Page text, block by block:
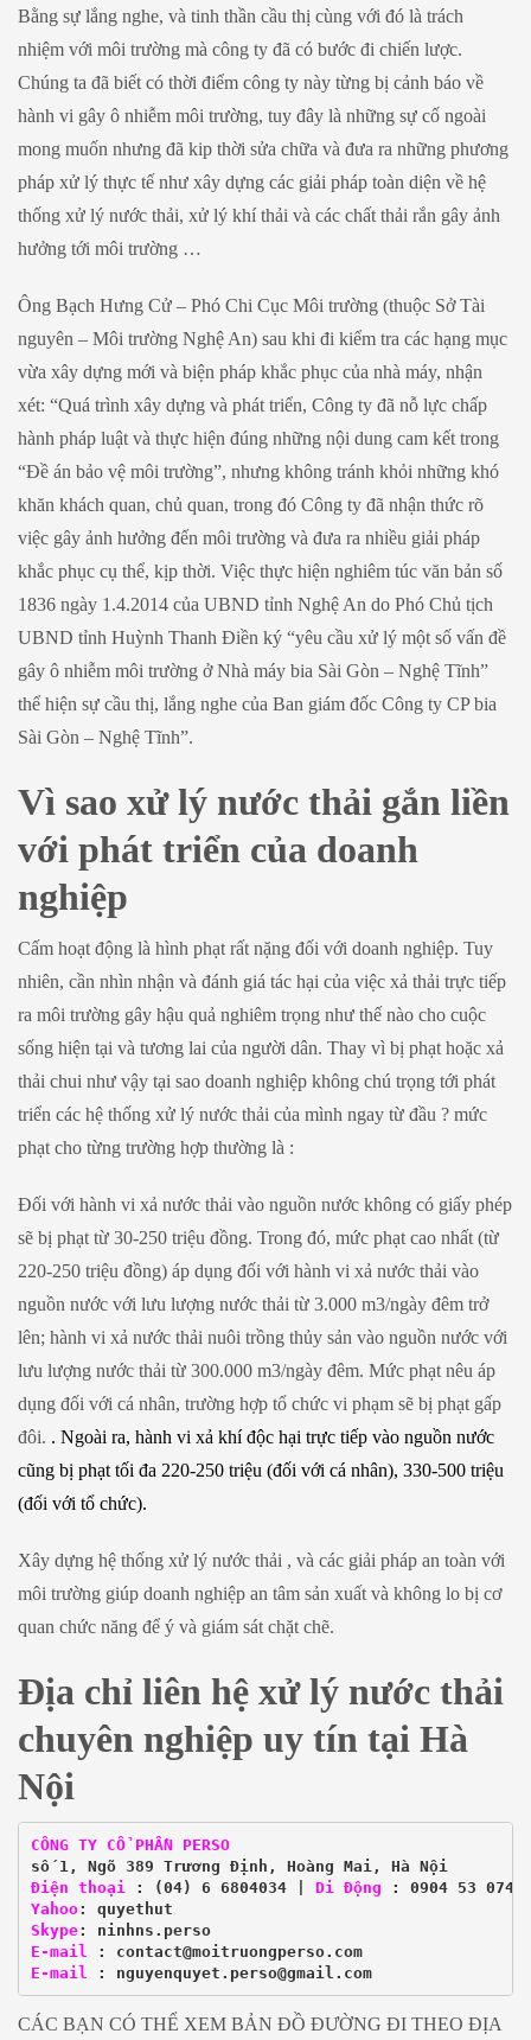
Bằng sự lắng nghe, và tinh thần cầu thị cùng với đó là trách
nhiệm với môi trường mà công ty đã có bước đi chiến lược.
Chúng ta đã biết có thời điểm công ty này từng bị cảnh báo về
hành vi gây ô nhiễm môi trường, tuy đây là những sự cố ngoài
mong muốn nhưng đã kip thời sửa chữa và đưa ra những phương
pháp xử lý thực tế như xây dựng các giải pháp toàn diện về hệ
thống xử lý nước thải, xử lý khí thải và các chất thải rắn gây ảnh
hưởng tới môi trường …
Ông Bạch Hưng Cử – Phó Chi Cục Môi trường (thuộc Sở Tài
nguyên – Môi trường Nghệ An) sau khi đi kiểm tra các hạng mục
vừa xây dựng mới và biện pháp khắc phục của nhà máy, nhận
xét: “Quá trình xây dựng và phát triển, Công ty đã nỗ lực chấp
hành pháp luật và thực hiện đúng những nội dung cam kết trong
“Đề án bảo vệ môi trường”, nhưng không tránh khỏi những khó
khăn khách quan, chủ quan, trong đó Công ty đã nhận thức rõ
việc gây ảnh hưởng đến môi trường và đưa ra nhiều giải pháp
khắc phục cụ thể, kịp thời. Việc thực hiện nghiêm túc văn bản số
1836 ngày 1.4.2014 của UBND tỉnh Nghệ An do Phó Chủ tịch
UBND tỉnh Huỳnh Thanh Điền ký “yêu cầu xử lý một số vấn đề
gây ô nhiễm môi trường ở Nhà máy bia Sài Gòn – Nghệ Tĩnh”
thể hiện sự cầu thị, lắng nghe của Ban giám đốc Công ty CP bia
Sài Gòn – Nghệ Tĩnh”.
Vì sao xử lý nước thải gắn liền
với phát triển của doanh
nghiệp
Cấm hoạt động là hình phạt rất nặng đối với doanh nghiệp. Tuy
nhiên, cần nhìn nhận và đánh giá tác hại của việc xả thải trực tiếp
ra môi trường gây hậu quả nghiêm trọng như thế nào cho cuộc
sống hiện tại và tương lai của người dân. Thay vì bị phạt hoặc xả
thải chui như vậy tại sao doanh nghiệp không chú trọng tới phát
triển các hệ thống xử lý nước thải của mình ngay từ đầu ? mức
phạt cho từng trường hợp thường là :
Đối với hành vi xả nước thải vào nguồn nước không có giấy phép
sẽ bị phạt từ 30-250 triệu đồng. Trong đó, mức phạt cao nhất (từ
220-250 triệu đồng) áp dụng đối với hành vi xả nước thải vào
nguồn nước với lưu lượng nước thải từ 3.000 m3/ngày đêm trở
lên; hành vi xả nước thải nuôi trồng thủy sản vào nguồn nước với
lưu lượng nước thải từ 300.000 m3/ngày đêm. Mức phạt nêu áp
dụng đối với cá nhân, trường hợp tổ chức vi phạm sẽ bị phạt gấp
đôi. . Ngoài ra, hành vi xả khí độc hại trực tiếp vào nguồn nước
cũng bị phạt tối đa 220-250 triệu (đối với cá nhân), 330-500 triệu
(đối với tổ chức).
Xây dựng hệ thống xử lý nước thải , và các giải pháp an toàn với
môi trường giúp doanh nghiệp an tâm sản xuất và không lo bị cơ
quan chức năng để ý và giám sát chặt chẽ.
Địa chỉ liên hệ xử lý nước thải
chuyên nghiệp uy tín tại Hà
Nội
CÔNG TY CỔ PHẦN PERSO
số 1, Ngõ 389 Trương Định, Hoàng Mai, Hà Nội
Điện thoại
: (04) 6 6804034 | Di Động : 0904 53 0747
Yahoo: quyethut
Skype: ninhns.perso
E-mail
: contact@moitruongperso.com
E-mail
: nguyenquyet.perso@gmail.com
CÁC BẠN CÓ THỂ XEM BẢN ĐỒ ĐƯỜNG ĐI THEO ĐỊA